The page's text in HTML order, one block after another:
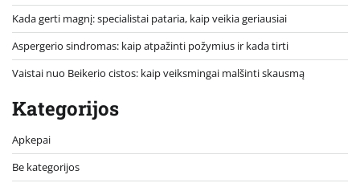
Kada gerti magnį: specialistai pataria, kaip veikia geriausiai
Aspergerio sindromas: kaip atpažinti požymius ir kada tirti
Vaistai nuo Beikerio cistos: kaip veiksmingai malšinti skausmą
Kategorijos
Apkepai
Be kategorijos